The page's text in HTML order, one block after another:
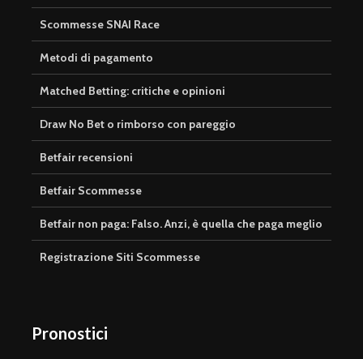
Scommesse SNAI Race
Metodi di pagamento
Matched Betting: critiche e opinioni
Draw No Bet o rimborso con pareggio
Betfair recensioni
Betfair Scommesse
Betfair non paga: Falso. Anzi, è quella che paga meglio
Registrazione Siti Scommesse
Pronostici